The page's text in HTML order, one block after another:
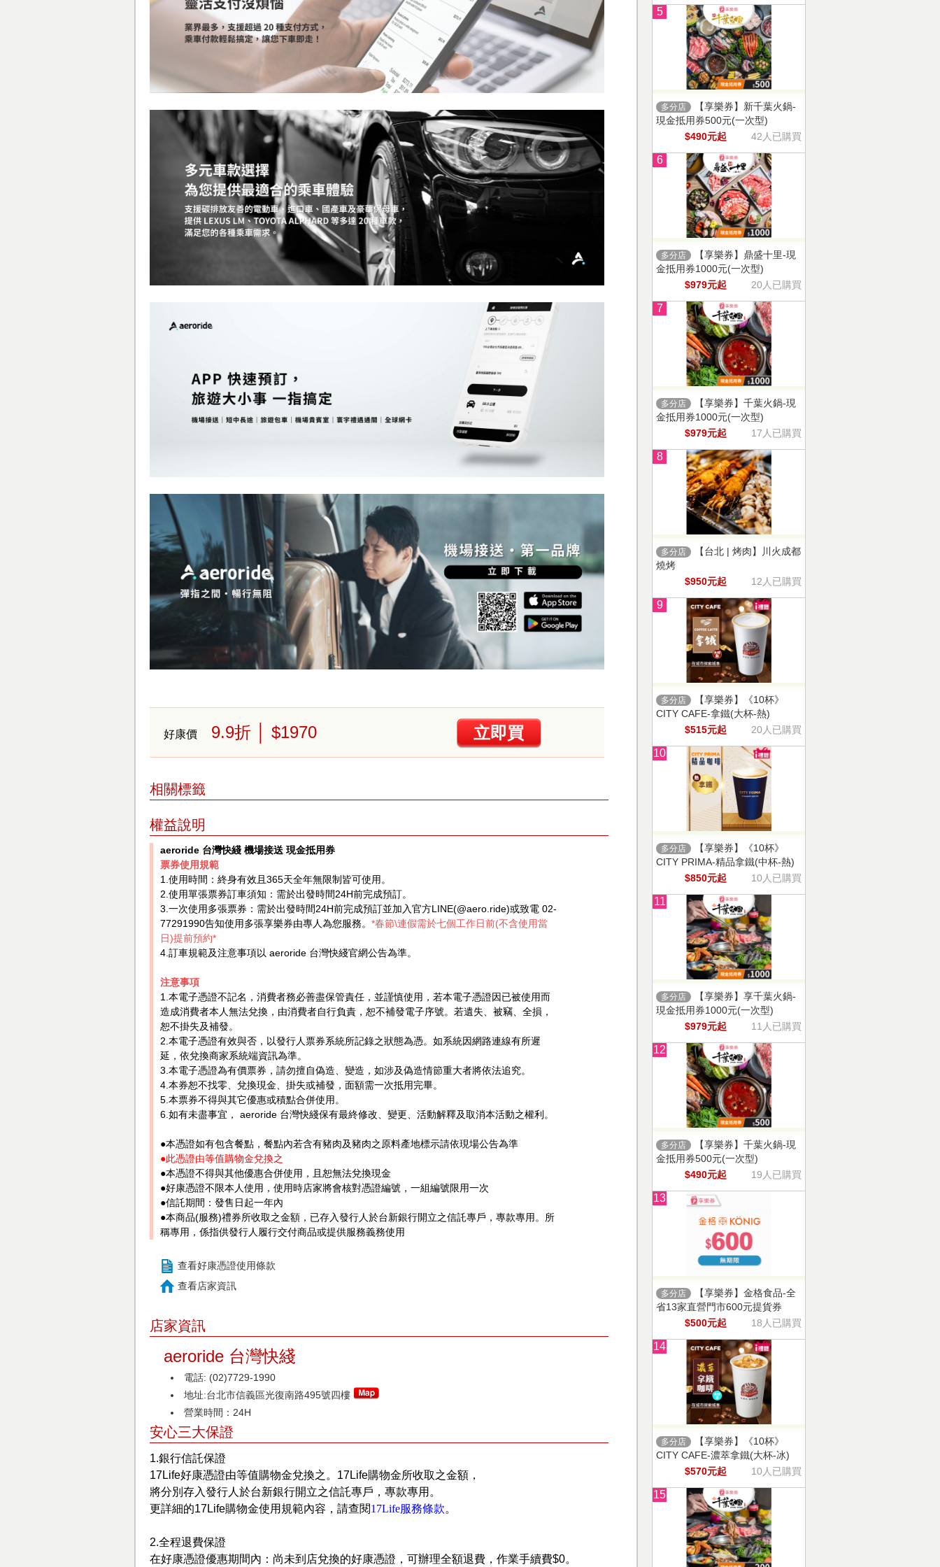
好康價 9.9折 │ $1970 立即買
相關標籤
權益說明
aeroride 台灣快綫 機場接送 現金抵用券
票券使用規範
1.使用時間：終身有效且365天全年無限制皆可使用。
2.使用單張票券訂車須知：需於出發時間24H前完成預訂。
3.一次使用多張票券：需於出發時間24H前完成預訂並加入官方LINE(@aero.ride)或致電 02-
77291990告知使用多張享樂券由專人為您服務。 *春節\連假需於七個工作日前(不含使用當
日)提前預約*
4.訂車規範及注意事項以 aeroride 台灣快綫官網公告為準。
注意事項
1.本電子憑證不記名，消費者務必善盡保管責任，並謹慎使用，若本電子憑證因已被使用而
造成消費者本人無法兌換，由消費者自行負責，恕不補發電子序號。若遺失、被竊、全損，
恕不掛失及補發。
2.本電子憑證有效與否，以發行人票券系統所記錄之狀態為憑。如系統因網路連線有所遲
延，依兌換商家系統端資訊為準。
3.本電子憑證為有價票券，請勿擅自偽造、變造，如涉及偽造情節重大者將依法追究。
4.本券恕不找零、兌換現金、掛失或補發，面額需一次抵用完畢。
5.本票券不得與其它優惠或積點合併使用。
6.如有未盡事宜， aeroride 台灣快綫保有最終修改、變更、活動解釋及取消本活動之權利。
●本憑證如有包含餐點，餐點內若含有豬肉及豬肉之原料產地標示請依現場公告為準
●此憑證由等值購物金兌換之
●本憑證不得與其他優惠合併使用，且恕無法兌換現金
●好康憑證不限本人使用，使用時店家將會核對憑證編號，一組編號限用一次
●信託期間：發售日起一年內
●本商品(服務)禮券所收取之金額，已存入發行人於台新銀行開立之信託專戶，專款專用。所
稱專用，係指供發行人履行交付商品或提供服務義務使用
查看好康憑證使用條款
查看店家資訊
店家資訊
aeroride 台灣快綫
電話: (02)7729-1990
地址:台北市信義區光復南路495號四樓
營業時間：24H
安心三大保證
1.銀行信託保證
17Life好康憑證由等值購物金兌換之。17Life購物金所收取之金額，
將分別存入發行人於台新銀行開立之信託專戶，專款專用。
更詳細的17Life購物金使用規範內容，請查閱17Life服務條款。
2.全程退費保證
在好康憑證優惠期間內：尚未到店兌換的好康憑證，可辦理全額退費，作業手續費$0。
5
多分店
【享樂券】新千葉火鍋-
現金抵用券500元(一次型)
$490元起
42人已購買
6
多分店
【享樂券】鼎盛十里-現
金抵用券1000元(一次型)
$979元起
20人已購買
7
多分店
【享樂券】千葉火鍋-現
金抵用券1000元(一次型)
$979元起
17人已購買
8
多分店
【台北 | 烤肉】川火成都
燒烤
$950元起
12人已購買
9
多分店
【享樂券】《10杯》
CITY CAFE-拿鐵(大杯-熱)
$515元起
20人已購買
10
多分店
【享樂券】《10杯》
CITY PRIMA-精品拿鐵(中杯-熱)
$850元起
10人已購買
11
多分店
【享樂券】享千葉火鍋-
現金抵用券1000元(一次型)
$979元起
11人已購買
12
多分店
【享樂券】千葉火鍋-現
金抵用券500元(一次型)
$490元起
19人已購買
13
多分店
【享樂券】金格食品-全
省13家直營門市600元提貨券
$500元起
18人已購買
14
多分店
【享樂券】《10杯》
CITY CAFE-濃萃拿鐵(大杯-冰)
$570元起
10人已購買
15